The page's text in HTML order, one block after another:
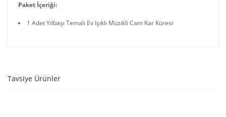
Paket İçeriği:
1 Adet Yılbaşı Temalı Ev Işıklı Müzikli Cam Kar Küresi
Tavsiye Ürünler